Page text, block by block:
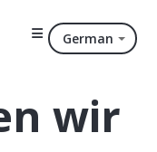
German
wir